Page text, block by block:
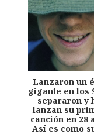
Lanzaron un
gigante en los
separaron y
lanzan su
canción en 28
Así es como